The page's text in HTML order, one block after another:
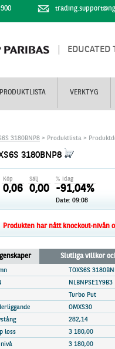
EDUCATED
PRODUKTLISTA VERKTYG
produkter
+
3180BNP8 > Produktlista >
3180BNP8
Köp
0,06
Sälj
0,00
% idag
-91,04%
Date: 09:08
Produkten har nått knockout-nivån
Slutliga villkor
TOXS6S
NLBNPSE1Y9B3
Turbo Put
OMXS30
282,14
loss
3 180,00
3 180,00